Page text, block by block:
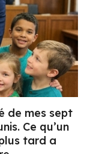
de mes sept
Ce qu’un
tard a